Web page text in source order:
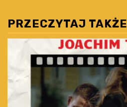
PRZECZYTAJ TAKŻE